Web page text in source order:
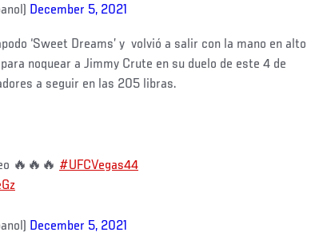
December 5, 2021
‘Sweet Dreams’ y volvió a salir con la mano en alto
noquear a Jimmy Crute en su duelo de este 4 de
a seguir en las 205 libras.
🔥🔥🔥 #UFCVegas44
December 5, 2021